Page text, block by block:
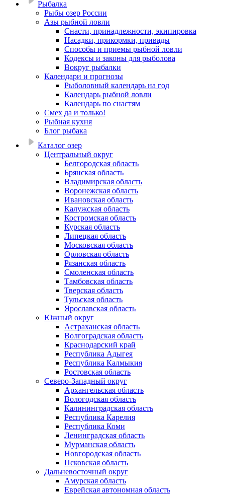
Рыбалка
Рыбы озер России
Азы рыбной ловли
Снасти, принадлежности, экипировка
Насадки, прикормки, привады
Способы и приемы рыбной ловли
Кодексы и законы для рыболова
Вокруг рыбалки
Календари и прогнозы
Рыболовный календарь на год
Календарь рыбной ловли
Календарь по снастям
Смех да и только!
Рыбная кухня
Блог рыбака
Каталог озер
Центральный округ
Белгородская область
Брянская область
Владимирская область
Воронежская область
Ивановская область
Калужская область
Костромская область
Курская область
Липецкая область
Московская область
Орловская область
Рязанская область
Смоленская область
Тамбовская область
Тверская область
Тульская область
Ярославская область
Южный округ
Астраханская область
Волгоградская область
Краснодарский край
Республика Адыгея
Республика Калмыкия
Ростовская область
Северо-Западный округ
Архангельская область
Вологодская область
Калининградская область
Республика Карелия
Республика Коми
Ленинградская область
Мурманская область
Новгородская область
Псковская область
Дальневосточный округ
Амурская область
Еврейская автономная область